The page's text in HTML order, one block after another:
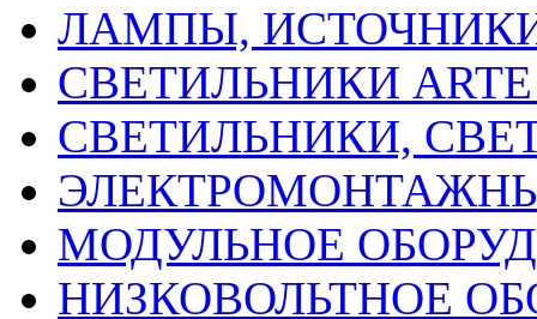
ЛАМПЫ,
СВЕТИЛЬНИКИ ARTE
СВЕТИЛЬНИКИ,
МОДУЛЬНОЕ
НИЗКОВОЛЬТНОЕ